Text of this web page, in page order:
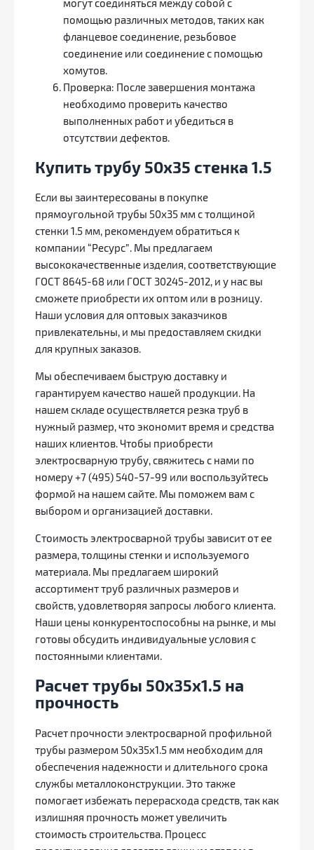
могут соединяться между собой с
помощью различных методов, таких как
фланцевое соединение, резьбовое
соединение или соединение с помощью
хомутов.
Проверка: После завершения монтажа
необходимо проверить качество
выполненных работ и убедиться в
отсутствии дефектов.
Купить трубу 50х35 стенка 1.5
Если вы заинтересованы в покупке
прямоугольной трубы 50х35 мм с толщиной
стенки 1.5 мм, рекомендуем обратиться к
компании “Ресурс”. Мы предлагаем
высококачественные изделия, соответствующие
ГОСТ 8645-68 или ГОСТ 30245-2012, и у нас вы
сможете приобрести их оптом или в розницу.
Наши условия для оптовых заказчиков
привлекательны, и мы предоставляем скидки
для крупных заказов.
Мы обеспечиваем быструю доставку и
гарантируем качество нашей продукции. На
нашем складе осуществляется резка труб в
нужный размер, что экономит время и средства
наших клиентов. Чтобы приобрести
электросварную трубу, свяжитесь с нами по
номеру +7 (495) 540-57-99 или воспользуйтесь
формой на нашем сайте. Мы поможем вам с
выбором и организацией доставки.
Стоимость электросварной трубы зависит от ее
размера, толщины стенки и используемого
материала. Мы предлагаем широкий
ассортимент труб различных размеров и
свойств, удовлетворяя запросы любого клиента.
Наши цены конкурентоспособны на рынке, и мы
готовы обсудить индивидуальные условия с
постоянными клиентами.
Расчет трубы 50х35х1.5 на
прочность
Расчет прочности электросварной профильной
трубы размером 50х35х1.5 мм необходим для
обеспечения надежности и длительного срока
службы металлоконструкции. Это также
помогает избежать перерасхода средств, так как
излишняя прочность может увеличить
стоимость строительства. Процесс